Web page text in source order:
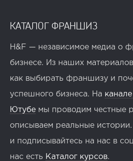
КАТАЛОГ ФРАНШИЗ
H&F — независимое медиа о
бизнесе. Из наших
как выбирать франшизу и
успешного бизнеса. На
Ютубе мы проводим честные
описываем реальные истории.
и подписывайтесь на нас в
нас есть Каталог курсов.